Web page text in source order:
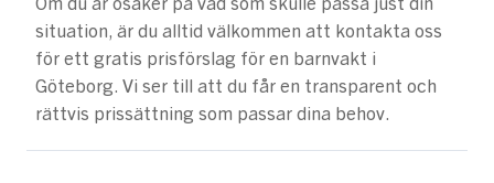
Om du är osäker på vad som skulle passa just din
situation, är du alltid välkommen att kontakta oss
för ett gratis prisförslag för en barnvakt i
Göteborg. Vi ser till att du får en transparent och
rättvis prissättning som passar dina behov.